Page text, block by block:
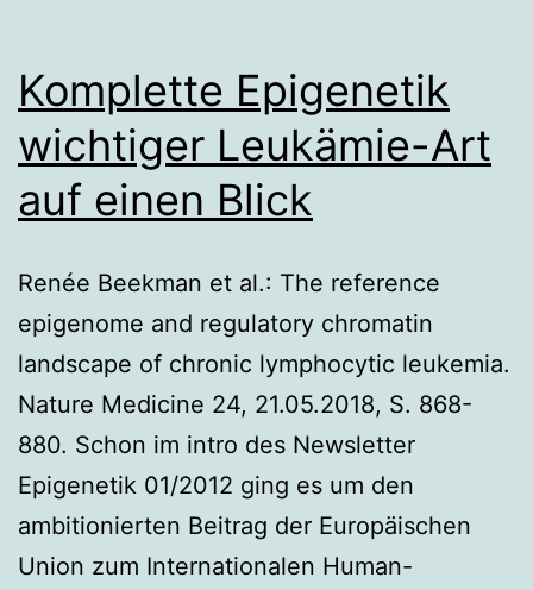
Komplette Epigenetik
wichtiger Leukämie-Art
auf einen Blick
Renée Beekman et al.: The reference
epigenome and regulatory chromatin
landscape of chronic lymphocytic leukemia.
Nature Medicine 24, 21.05.2018, S. 868-
880. Schon im intro des Newsletter
Epigenetik 01/2012 ging es um den
ambitionierten Beitrag der Europäischen
Union zum Internationalen Human-